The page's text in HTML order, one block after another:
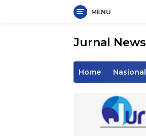
MENU
Jurnal News
Informasi
Home Nasional